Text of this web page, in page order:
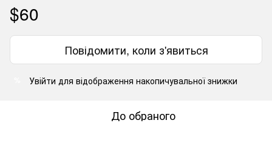
$60
Повідомити, коли з'явиться
Увійти для відображення накопичувальної знижки
До обраного